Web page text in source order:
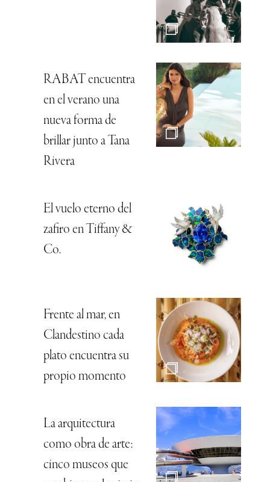
RABAT encuentra
en el verano una
nueva forma de
brillar junto a Tana
Rivera
El vuelo eterno del
zafiro en Tiffany &
Co.
Frente al mar, en
Clandestino cada
plato encuentra su
propio momento
La arquitectura
como obra de arte:
cinco museos que